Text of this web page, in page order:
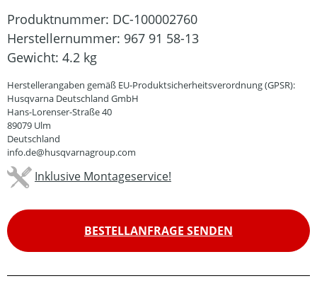
Produktnummer: DC-100002760
Herstellernummer: 967 91 58-13
Gewicht: 4.2 kg
Herstellerangaben gemäß EU-Produktsicherheitsverordnung (GPSR):
Husqvarna Deutschland GmbH
Hans-Lorenser-Straße 40
89079 Ulm
Deutschland
info.de@husqvarnagroup.com
Inklusive Montageservice!
BESTELLANFRAGE SENDEN